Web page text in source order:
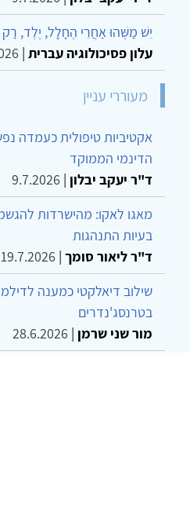
יֵשׁ מַשֶּׁהוּ אַחֲרֵי הֶחָלָל, יֶלֶד,
עלון פסיכולוגיה עברית |
מעוררי עניין
אקטיביות טיפולית כעמדה
הדינמי הממוקד
ד"ר יעקב יבלון |
9.7.2026
מאגו לאקו: מהישרדות
בעיות התנהגות
ד"ר ליאור סומך |
19.7.2026
שילוב דיאלקטי כמענה
בטרנסג'נדרים
מור שני שרמן |
28.6.2026